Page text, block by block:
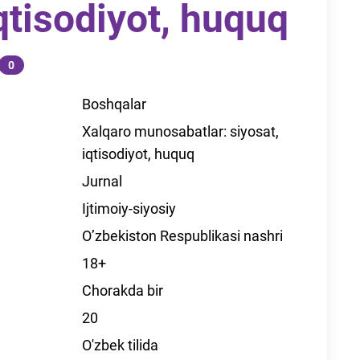
huquq
0
Boshqalar
Xalqaro munosabatlar: siyosat,
iqtisodiyot, huquq
Jurnal
Ijtimoiy-siyosiy
O’zbekiston Respublikasi nashri
18+
Chorakda bir
20
O'zbek tilida